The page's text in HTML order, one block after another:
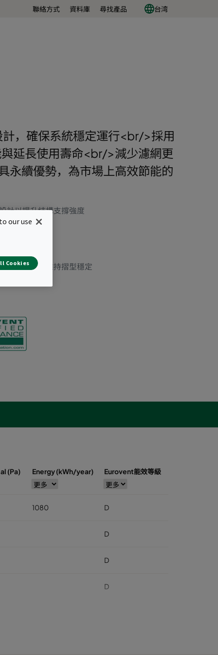
聯絡方式 資料庫 尋找產品 台湾
，確保系統穩定運行<br/>採用
延長使用壽命<br/>減少濾網更
永續優勢，為市場上高效節能的
計以提升結構支撐強度
）
容塵能力
使用週期中維持摺型穩定
(Pa) Energy (kWh/year) Eurovent能效等級
1080 D
D
D
D
our use
Cookies